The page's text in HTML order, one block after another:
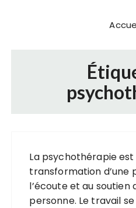
La psychothérapie
transformation d’une
l’écoute et au soutien
personne. Le travail